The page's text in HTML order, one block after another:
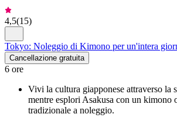
4,5(15)
Tokyo: Noleggio di Kimono per un'intera
Cancellazione gratuita
6 ore
Vivi la cultura giapponese attraverso la
mentre esplori Asakusa con un kimono
tradizionale a noleggio.